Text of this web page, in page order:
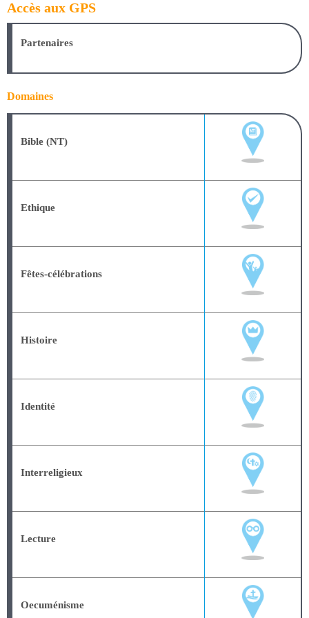
Accès aux GPS
Partenaires
Domaines
Bible (NT)
Ethique
Fêtes-célébrations
Histoire
Identité
Interreligieux
Lecture
Oecuménisme